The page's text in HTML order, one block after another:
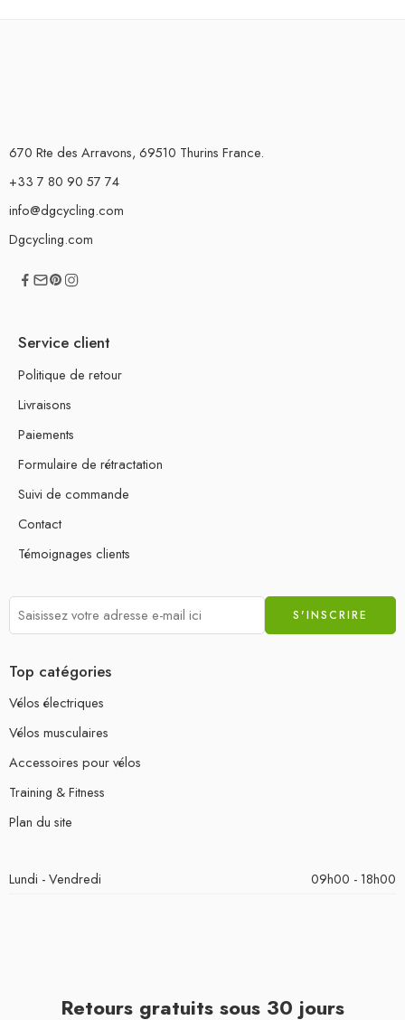
670 Rte des Arravons, 69510 Thurins France.
+33 7 80 90 57 74
info@dgcycling.com
Dgcycling.com
Service client
Politique de retour
Livraisons
Paiements
Formulaire de rétractation
Suivi de commande
Contact
Témoignages clients
Top catégories
Vélos électriques
Vélos musculaires
Accessoires pour vélos
Training & Fitness
Plan du site
Lundi - Vendredi 09h00 - 18h00
Retours gratuits sous 30 jours